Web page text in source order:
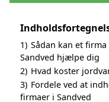
1) Sådan kan et
Sandved hjælpe dig
2) Hvad koster
3) Fordele ved at
firmaer i Sandved